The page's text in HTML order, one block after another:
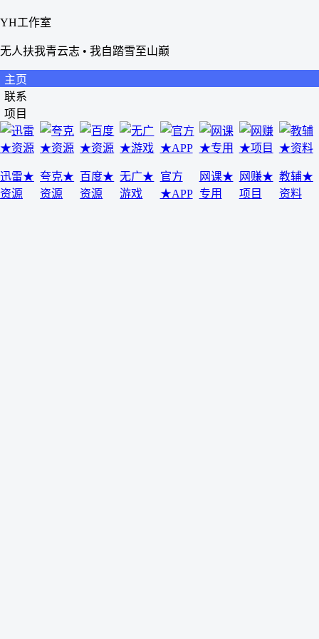
YH工作室
无人扶我青云志 • 我自踏雪至山巅
主页
联系
项目
迅雷★
资源
夸克★
资源
百度★
资源
无广★
游戏
官方
★APP
网课★
专用
网赚★
项目
教辅★
资料